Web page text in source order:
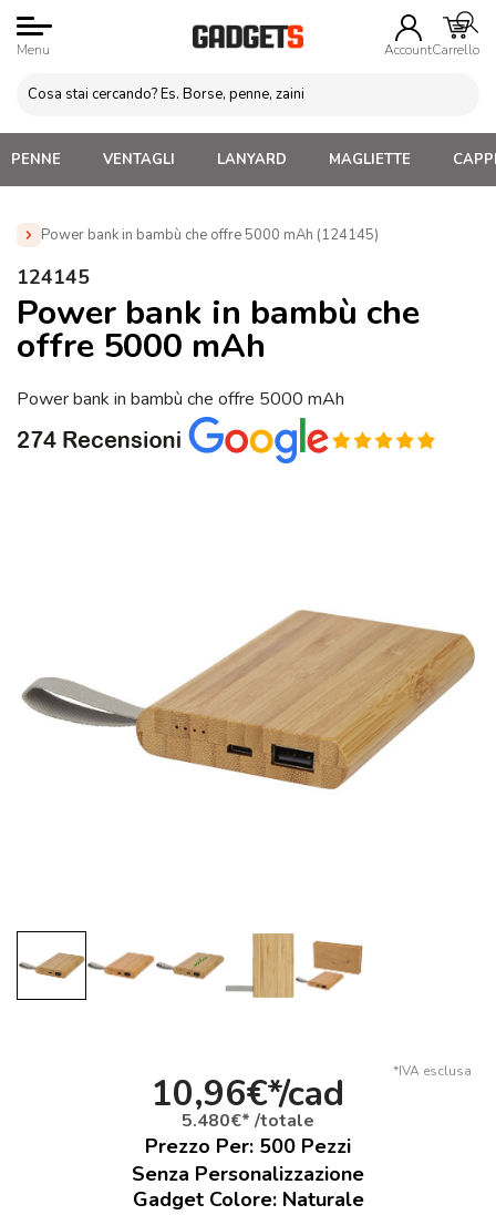
Menu AccountCarrello
PENNE VENTAGLI LANYARD MAGLIETTE
Power bank in bambù che offre 5000 mAh (124145)
Home »
Power bank in bambù che offre 5000
mAh (124145)
124145
Power bank in bambù che
offre 5000 mAh
Power bank in bambù che offre 5000 mAh
*IVA esclusa
10,96€*/cad
5.480€* /totale
Prezzo Per: 500 Pezzi
Senza Personalizzazione
Gadget Colore: Naturale